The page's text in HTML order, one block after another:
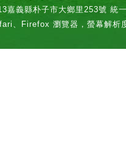
嘉義縣朴子市大鄉里253號 統
、Firefox 瀏覽器，螢幕解